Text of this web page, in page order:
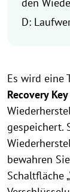
D:
Es wird eine
Recovery
gespeichert.
bewahren
Schaltfläche